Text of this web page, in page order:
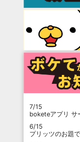
7/15
boketeアプリ サ
6/15
プリッツのお題